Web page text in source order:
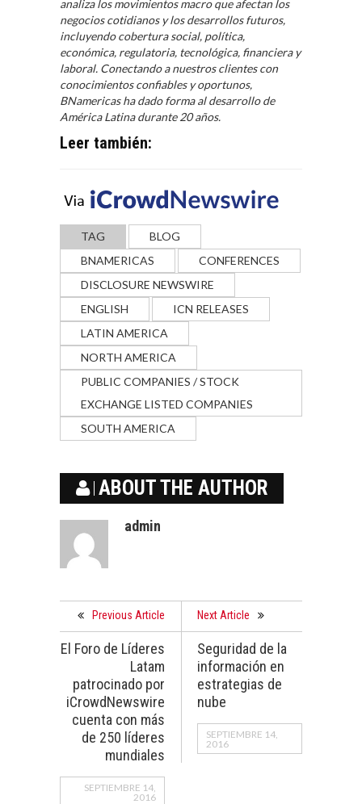
analiza los movimientos macro que afectan los
negocios cotidianos y los desarrollos futuros,
incluyendo cobertura social, política,
económica, regulatoria, tecnológica, financiera y
laboral. Conectando a nuestros clientes con
conocimientos confiables y oportunos,
BNamericas ha dado forma al desarrollo de
América Latina durante 20 años.
Leer también:
TAG
BLOG
BNAMERICAS
CONFERENCES
DISCLOSURE NEWSWIRE
ENGLISH
ICN RELEASES
LATIN AMERICA
NORTH AMERICA
PUBLIC COMPANIES / STOCK
EXCHANGE LISTED COMPANIES
SOUTH AMERICA
ABOUT THE AUTHOR
admin
Previous Article
El Foro de Líderes
Latam
patrocinado por
iCrowdNewswire
cuenta con más
de 250 líderes
mundiales
SEPTIEMBRE 14,
2016
Next Article
Seguridad de la
información en
estrategias de
nube
SEPTIEMBRE 14,
2016